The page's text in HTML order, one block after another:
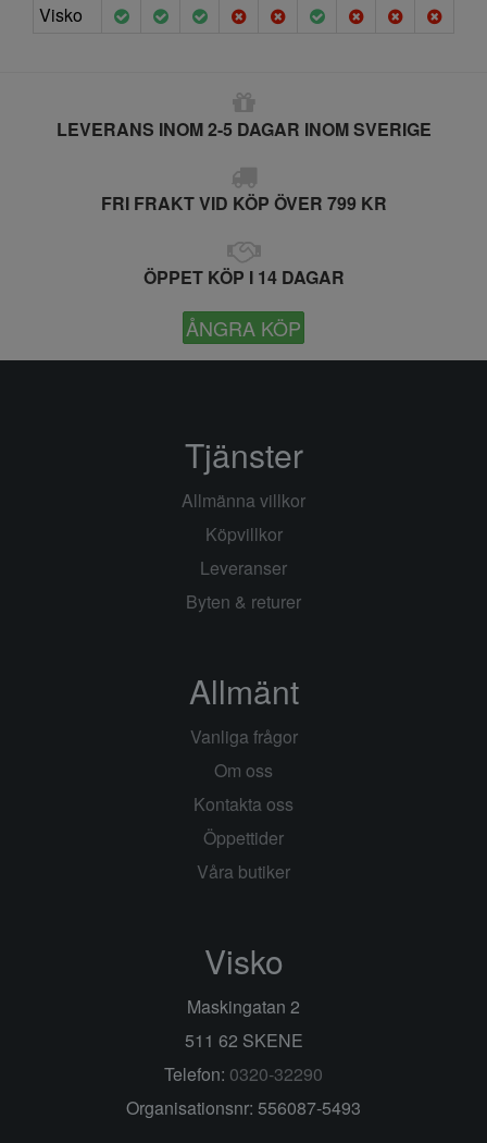
Visko
LEVERANS INOM 2-5 DAGAR INOM SVERIGE
FRI FRAKT VID KÖP ÖVER 799 KR
ÖPPET KÖP I 14 DAGAR
ÅNGRA KÖP
Tjänster
Allmänna villkor
Köpvillkor
Leveranser
Byten & returer
Allmänt
Vanliga frågor
Om oss
Kontakta oss
Öppettider
Våra butiker
Visko
Maskingatan 2
511 62 SKENE
Telefon: 0320-32290
Organisationsnr: 556087-5493